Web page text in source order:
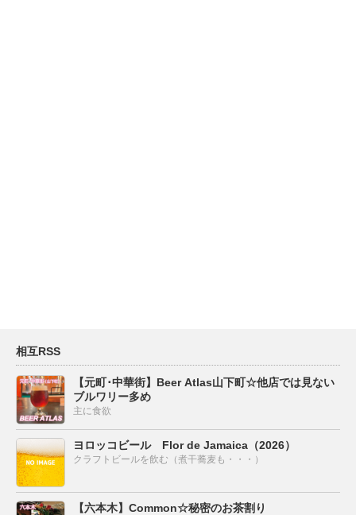
相互RSS
【元町･中華街】Beer Atlas山下町☆他店では見ない
ブルワリー多め
主に食欲
ヨロッコビール Flor de Jamaica（2026）
クラフトビールを飲む（煮干蕎麦も・・・）
【六本木】Common☆秘密のお茶割り